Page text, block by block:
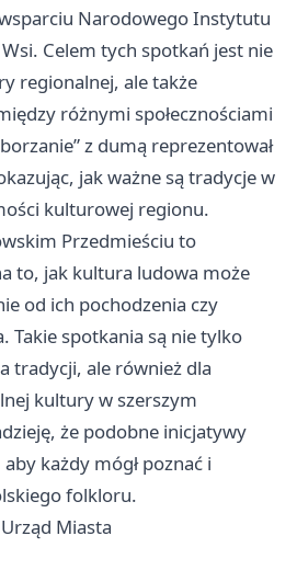
Narodowego Instytutu
Celem tych spotkań jest nie
regionalnej, ale także
różnymi społecznościami
z dumą reprezentował
jak ważne są tradycje w
kulturowej regionu.
Przedmieściu to
to, jak kultura ludowa może
od ich pochodzenia czy
Takie spotkania są nie tylko
tradycji, ale również dla
kultury w szerszym
że podobne inicjatywy
każdy mógł poznać i
folkloru.
Miasta